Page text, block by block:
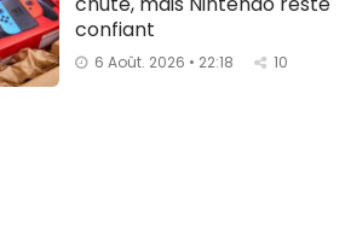
confiant
6 Août. 2026 • 22:18 10